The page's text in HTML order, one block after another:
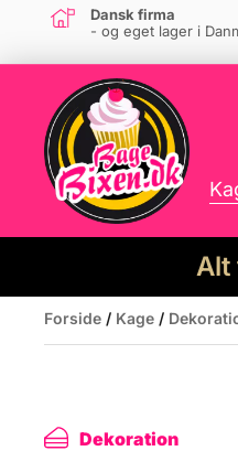
Dansk firma
- og eget lager i
Alt
Forside / Kage /
Dekoration